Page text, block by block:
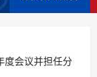
度会议并担任分